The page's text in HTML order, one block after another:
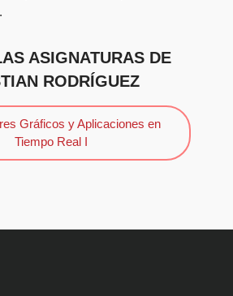
ASIGNATURAS DE
RODRÍGUEZ
Gráficos y Aplicaciones en
Tiempo Real I